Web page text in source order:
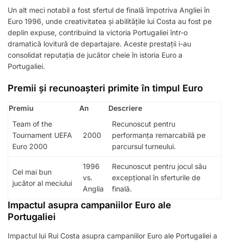
Un alt meci notabil a fost sfertul de finală împotriva Angliei în
Euro 1996, unde creativitatea și abilitățile lui Costa au fost pe
deplin expuse, contribuind la victoria Portugaliei într-o
dramatică lovitură de departajare. Aceste prestații i-au
consolidat reputația de jucător cheie în istoria Euro a
Portugaliei.
Premii și recunoașteri primite în timpul Euro
Premiu An
Descriere
Team of the
Tournament UEFA
Euro 2000
2000
Recunoscut pentru
performanța remarcabilă pe
parcursul turneului.
Cel mai bun
jucător al meciului
1996
vs.
Anglia
Recunoscut pentru jocul său
excepțional în sferturile de
finală.
Impactul asupra campaniilor Euro ale
Portugaliei
Impactul lui Rui Costa asupra campaniilor Euro ale Portugaliei a